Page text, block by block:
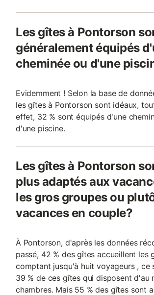
Les gîtes à Pontorson
généralement équipés
cheminée ou d'une
Evidemment ! Selon la base de
les gîtes à Pontorson sont idéaux,
effet, 32 % sont équipés d'une
d'une piscine.
Les gîtes à Pontorson
plus adaptés aux
les gros groupes ou
vacances en couple?
À Pontorson, d'après les données
passé, 42 % des gîtes accueillent les
comptant jusqu'à huit voyageurs , ce
39 % de ces gîtes qui disposent d'au
chambres. Mais 55 % des gîtes sont